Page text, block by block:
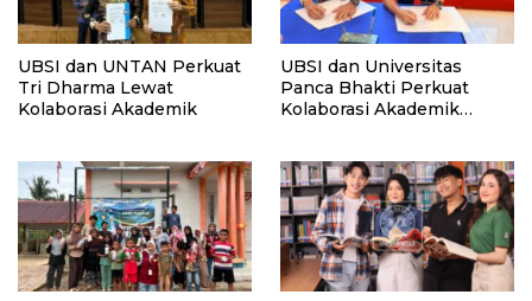
UBSI dan UNTAN Perkuat
Tri Dharma Lewat
Kolaborasi Akademik
UBSI dan Universitas
Panca Bhakti Perkuat
Kolaborasi Akademik